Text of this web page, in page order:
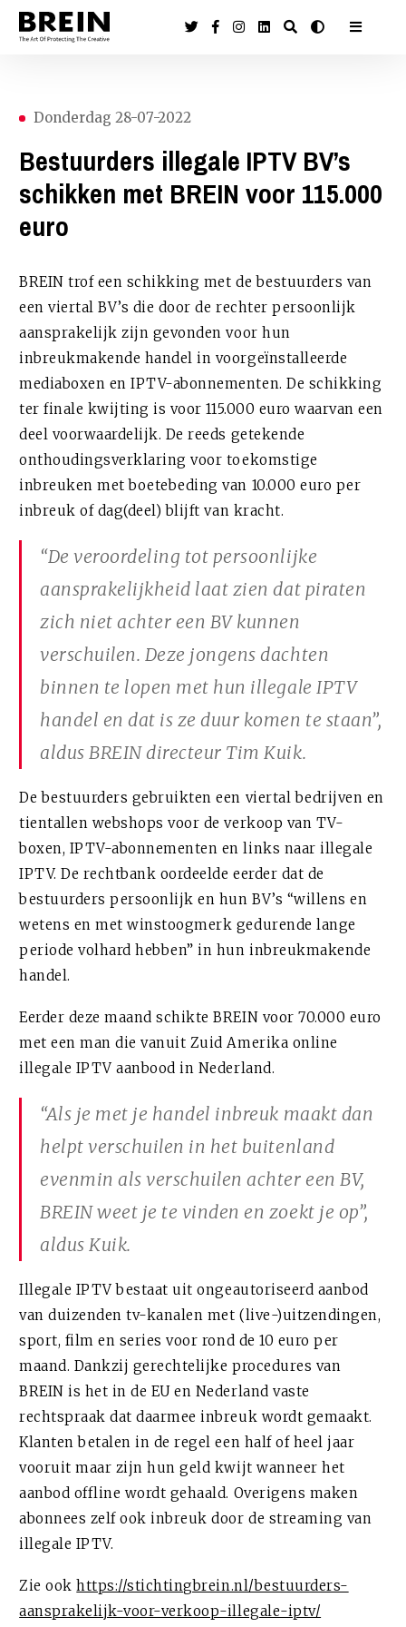
Donderdag 28-07-2022
Bestuurders illegale IPTV BV’s
schikken met BREIN voor 115.000
euro
BREIN trof een schikking met de bestuurders van
een viertal BV’s die door de rechter persoonlijk
aansprakelijk zijn gevonden voor hun
inbreukmakende handel in voorgeïnstalleerde
mediaboxen en IPTV-abonnementen. De schikking
ter finale kwijting is voor 115.000 euro waarvan een
deel voorwaardelijk. De reeds getekende
onthoudingsverklaring voor toekomstige
inbreuken met boetebeding van 10.000 euro per
inbreuk of dag(deel) blijft van kracht.
“De veroordeling tot persoonlijke
aansprakelijkheid laat zien dat piraten
zich niet achter een BV kunnen
verschuilen. Deze jongens dachten
binnen te lopen met hun illegale IPTV
handel en dat is ze duur komen te staan”,
aldus BREIN directeur Tim Kuik.
De bestuurders gebruikten een viertal bedrijven en
tientallen webshops voor de verkoop van TV-
boxen, IPTV-abonnementen en links naar illegale
IPTV. De rechtbank oordeelde eerder dat de
bestuurders persoonlijk en hun BV’s “willens en
wetens en met winstoogmerk gedurende lange
periode volhard hebben” in hun inbreukmakende
handel.
Eerder deze maand schikte BREIN voor 70.000 euro
met een man die vanuit Zuid Amerika online
illegale IPTV aanbood in Nederland.
“Als je met je handel inbreuk maakt dan
helpt verschuilen in het buitenland
evenmin als verschuilen achter een BV,
BREIN weet je te vinden en zoekt je op”,
aldus Kuik.
Illegale IPTV bestaat uit ongeautoriseerd aanbod
van duizenden tv-kanalen met (live-)uitzendingen,
sport, film en series voor rond de 10 euro per
maand. Dankzij gerechtelijke procedures van
BREIN is het in de EU en Nederland vaste
rechtspraak dat daarmee inbreuk wordt gemaakt.
Klanten betalen in de regel een half of heel jaar
vooruit maar zijn hun geld kwijt wanneer het
aanbod offline wordt gehaald. Overigens maken
abonnees zelf ook inbreuk door de streaming van
illegale IPTV.
Zie ookhttps://stichtingbrein.nl/bestuurders-
aansprakelijk-voor-verkoop-illegale-iptv/